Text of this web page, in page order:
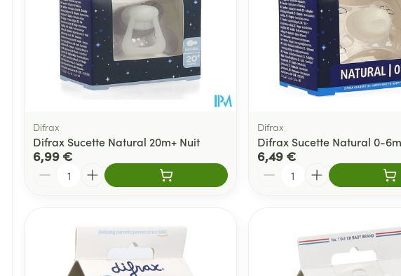
Difrax
Difrax Sucette Natural 20m+ Nuit
6,99 €
Quantité
Difrax
Difrax Sucette Natural 0-
6,49 €
Quantité